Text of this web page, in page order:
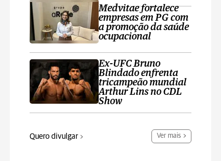
Medvitae fortalece
empresas em PG com
a promoção da saúde
ocupacional
Ex-UFC Bruno
Blindado enfrenta
tricampeão mundial
Arthur Lins no CDL
Show
Quero divulgar Ver mais